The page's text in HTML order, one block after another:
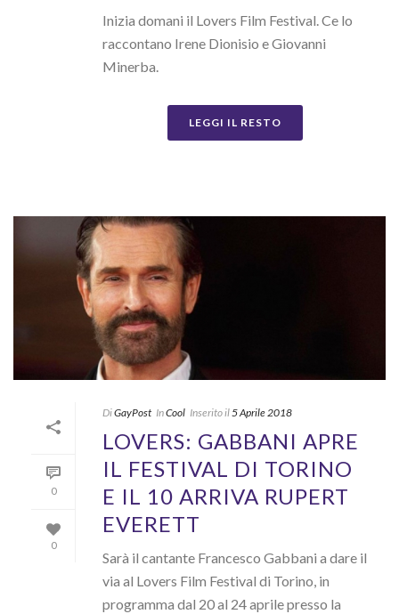
Inizia domani il Lovers Film Festival. Ce lo
raccontano Irene Dionisio e Giovanni
Minerba.
LEGGI IL RESTO
0
0
DiGayPost InCool Inserito il5 Aprile 2018
LOVERS: GABBANI APRE
IL FESTIVAL DI TORINO
E IL 10 ARRIVA RUPERT
EVERETT
Sarà il cantante Francesco Gabbani a dare il
via al Lovers Film Festival di Torino, in
programma dal 20 al 24 aprile presso la